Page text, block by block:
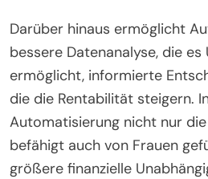
Darüber hinaus ermöglicht
bessere Datenanalyse, die
ermöglicht, informierte
die die Rentabilität steigern.
Automatisierung nicht nur
befähigt auch von Frauen
größere finanzielle